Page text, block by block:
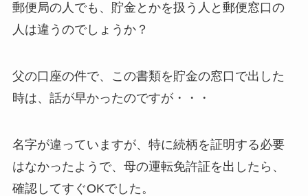
郵便局の人でも、貯金とかを扱う人と郵便窓口の
人は違うのでしょうか？
父の口座の件で、この書類を貯金の窓口で出した
時は、話が早かったのですが・・・
名字が違っていますが、特に続柄を証明する必要
はなかったようで、母の運転免許証を出したら、
確認してすぐOKでした。